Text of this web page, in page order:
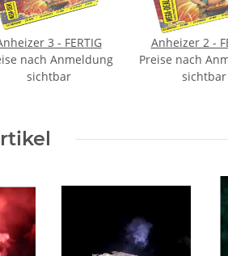
3 - FERTIG
nach Anmeldung
sichtbar
Anheizer 2 -
Preise nach
sichtbar